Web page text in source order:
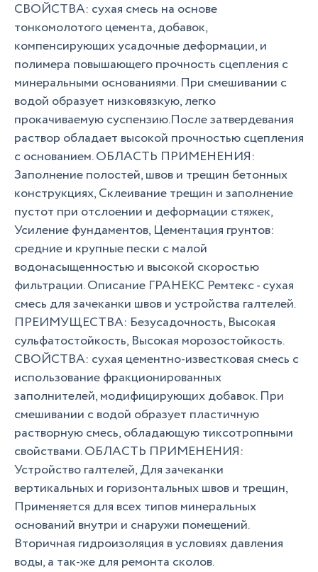
СВОЙСТВА: сухая смесь на основе
тонкомолотого цемента, добавок,
компенсирующих усадочные деформации, и
полимера повышающего прочность сцепления с
минеральными основаниями. При смешивании с
водой образует низковязкую, легко
прокачиваемую суспензию.После затвердевания
раствор обладает высокой прочностью сцепления
с основанием. ОБЛАСТЬ ПРИМЕНЕНИЯ:
Заполнение полостей, швов и трещин бетонных
конструкциях, Склеивание трещин и заполнение
пустот при отслоении и деформации стяжек,
Усиление фундаментов, Цементация грунтов:
средние и крупные пески с малой
водонасыщенностью и высокой скоростью
фильтрации. Описание ГРАНЕКС Ремтекс - сухая
смесь для зачеканки швов и устройства галтелей.
ПРЕИМУЩЕСТВА: Безусадочность, Высокая
сульфатостойкость, Высокая морозостойкость.
СВОЙСТВА: сухая цементно-известковая смесь с
использование фракционированных
заполнителей, модифицирующих добавок. При
смешивании с водой образует пластичную
растворную смесь, обладающую тиксотропными
свойствами. ОБЛАСТЬ ПРИМЕНЕНИЯ:
Устройство галтелей, Для зачеканки
вертикальных и горизонтальных швов и трещин,
Применяется для всех типов минеральных
оснований внутри и снаружи помещений.
Вторичная гидроизоляция в условиях давления
воды, а так-же для ремонта сколов.